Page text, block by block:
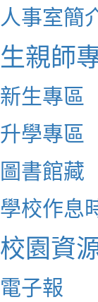
人事室簡
生親師
新生專區
升學專區
圖書館藏
學校作息
校園資
電子報